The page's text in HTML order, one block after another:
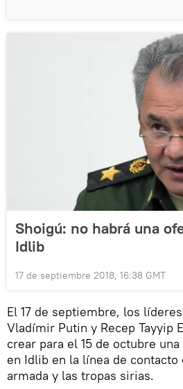
Shoigú: no habrá una
Idlib
17 de septiembre 2018, 16:38 GMT
El 17 de septiembre, los
Vladímir Putin y Recep Tayyip
crear para el 15 de octubre
en Idlib en la línea de
armada y las tropas sirias.